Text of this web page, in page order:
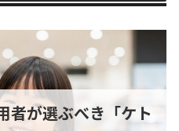
者が選ぶべき「ケト